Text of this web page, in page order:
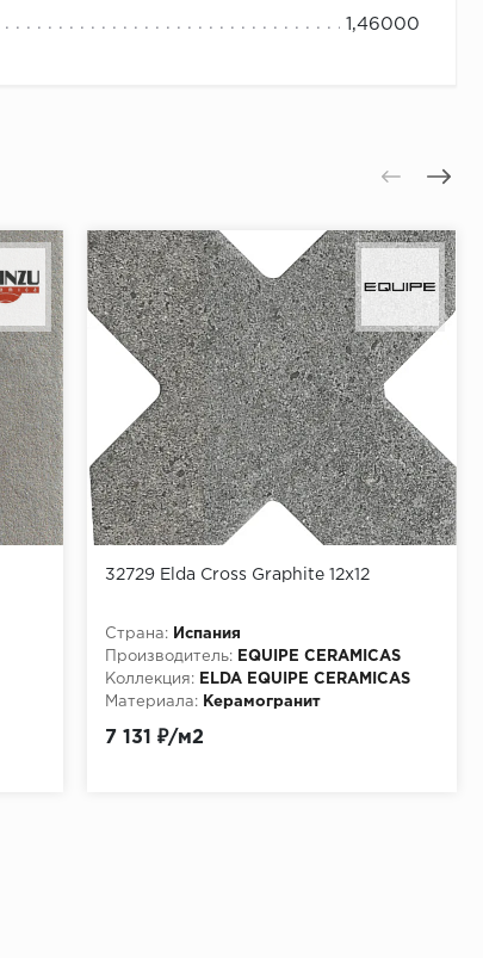
1,46000
32729 Elda Cross Graphite 12x12
Страна:
Испания
Производитель:
EQUIPE CERAMICAS
Коллекция:
ELDA EQUIPE CERAMICAS
Материала:
Керамогранит
7 131 ₽/м2